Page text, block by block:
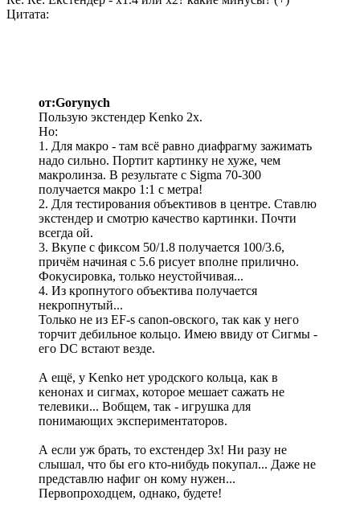
Цитата:
от:Gorynych
Пользую экстендер Kenko 2x.
Но:
1. Для макро - там всё равно диафрагму зажимать
надо сильно. Портит картинку не хуже, чем
макролинза. В результате с Sigma 70-300
получается макро 1:1 с метра!
2. Для тестирования объективов в центре. Ставлю
экстендер и смотрю качество картинки. Почти
всегда ой.
3. Вкупе с фиксом 50/1.8 получается 100/3.6,
причём начиная с 5.6 рисует вполне прилично.
Фокусировка, только неустойчивая...
4. Из кропнутого объектива получается
некропнутый...
Только не из EF-s canon-овского, так как у него
торчит дебильное кольцо. Имею ввиду от Сигмы -
его DC встают везде.
А ещё, у Kenko нет уродского кольца, как в
кенонах и сигмах, которое мешает сажать не
телевики... Вобщем, так - игрушка для
понимающих экспериментаторов.
А если уж брать, то ехстендер 3х! Ни разу не
слышал, что бы его кто-нибудь покупал... Даже не
представлю нафиг он кому нужен...
Первопроходцем, однако, будете!